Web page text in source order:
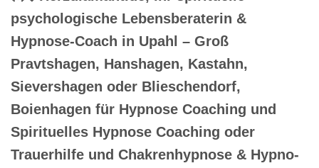
psychologische Lebensberaterin &
Hypnose-Coach in Upahl – Groß
Pravtshagen, Hanshagen, Kastahn,
Sievershagen oder Blieschendorf,
Boienhagen für Hypnose Coaching und
Spirituelles Hypnose Coaching oder
Trauerhilfe und Chakrenhypnose & Hypno-